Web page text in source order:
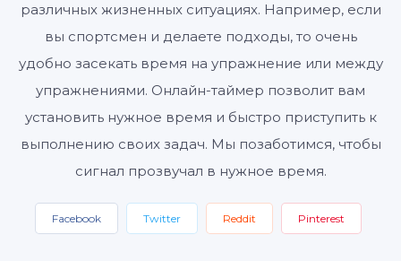
различных жизненных ситуациях. Например, если
вы спортсмен и делаете подходы, то очень
удобно засекать время на упражнение или между
упражнениями. Онлайн-таймер позволит вам
установить нужное время и быстро приступить к
выполнению своих задач. Мы позаботимся, чтобы
сигнал прозвучал в нужное время.
Facebook Twitter Reddit Pinterest